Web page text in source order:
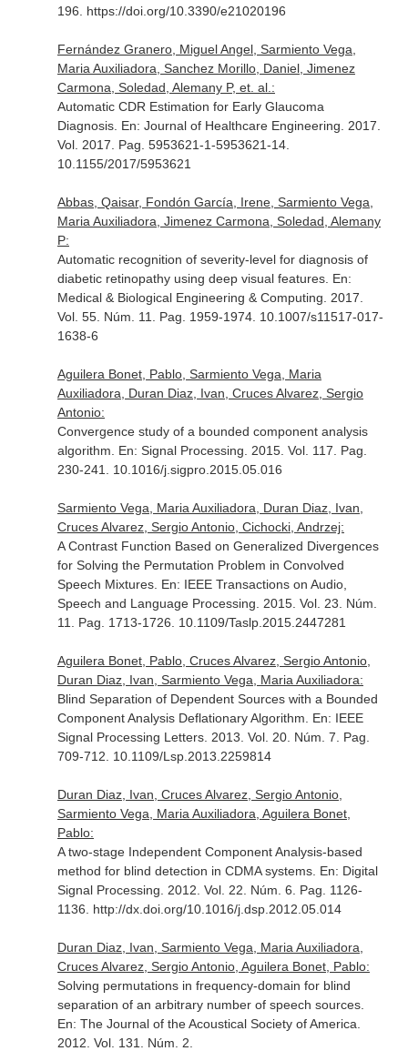
196. https://doi.org/10.3390/e21020196
Fernández Granero, Miguel Angel, Sarmiento Vega,
Maria Auxiliadora, Sanchez Morillo, Daniel, Jimenez
Carmona, Soledad, Alemany P, et. al.:
Automatic CDR Estimation for Early Glaucoma
Diagnosis. En: Journal of Healthcare Engineering . 2017.
Vol. 2017. Pag. 5953621-1-5953621-14.
10.1155/2017/5953621
Abbas, Qaisar, Fondón García, Irene, Sarmiento Vega,
Maria Auxiliadora, Jimenez Carmona, Soledad, Alemany
P:
Automatic recognition of severity-level for diagnosis of
diabetic retinopathy using deep visual features. En:
Medical & Biological Engineering & Computing . 2017.
Vol. 55. Núm. 11. Pag. 1959-1974. 10.1007/s11517-017-
1638-6
Aguilera Bonet, Pablo, Sarmiento Vega, Maria
Auxiliadora, Duran Diaz, Ivan, Cruces Alvarez, Sergio
Antonio:
Convergence study of a bounded component analysis
algorithm. En: Signal Processing . 2015. Vol. 117. Pag.
230-241. 10.1016/j.sigpro.2015.05.016
Sarmiento Vega, Maria Auxiliadora, Duran Diaz, Ivan,
Cruces Alvarez, Sergio Antonio, Cichocki, Andrzej:
A Contrast Function Based on Generalized Divergences
for Solving the Permutation Problem in Convolved
Speech Mixtures. En: IEEE Transactions on Audio,
Speech and Language Processing . 2015. Vol. 23. Núm.
11. Pag. 1713-1726. 10.1109/Taslp.2015.2447281
Aguilera Bonet, Pablo, Cruces Alvarez, Sergio Antonio,
Duran Diaz, Ivan, Sarmiento Vega, Maria Auxiliadora:
Blind Separation of Dependent Sources with a Bounded
Component Analysis Deflationary Algorithm. En: IEEE
Signal Processing Letters. 2013. Vol. 20. Núm. 7. Pag.
709-712. 10.1109/Lsp.2013.2259814
Duran Diaz, Ivan, Cruces Alvarez, Sergio Antonio,
Sarmiento Vega, Maria Auxiliadora, Aguilera Bonet,
Pablo:
A two-stage Independent Component Analysis-based
method for blind detection in CDMA systems. En: Digital
Signal Processing . 2012. Vol. 22. Núm. 6. Pag. 1126-
1136. http://dx.doi.org/10.1016/j.dsp.2012.05.014
Duran Diaz, Ivan, Sarmiento Vega, Maria Auxiliadora,
Cruces Alvarez, Sergio Antonio, Aguilera Bonet, Pablo:
Solving permutations in frequency-domain for blind
separation of an arbitrary number of speech sources.
En: The Journal of the Acoustical Society of America
2012. Vol. 131. Núm. 2.